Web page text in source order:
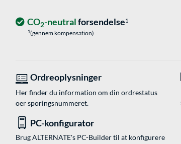
CO2-neutralforsendelse1
1(gennem kompensation)
Ordreoplysninger
Her finder du information om din ordrestatus
oer sporingsnummeret.
PC-konfigurator
Brug ALTERNATE's PC-Builder til at konfigurere